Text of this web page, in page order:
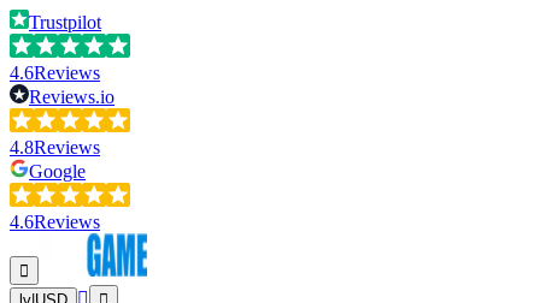
Trustpilot
4.6Reviews
Reviews.io
4.8Reviews
Google
4.6Reviews